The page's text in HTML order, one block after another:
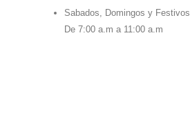
Sabados, Domingos y Festivos
De 7:00 a.m a 11:00 a.m